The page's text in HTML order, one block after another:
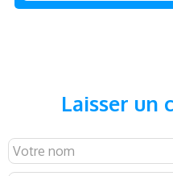
Laisser un